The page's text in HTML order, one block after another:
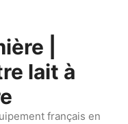
|
lait à
français en